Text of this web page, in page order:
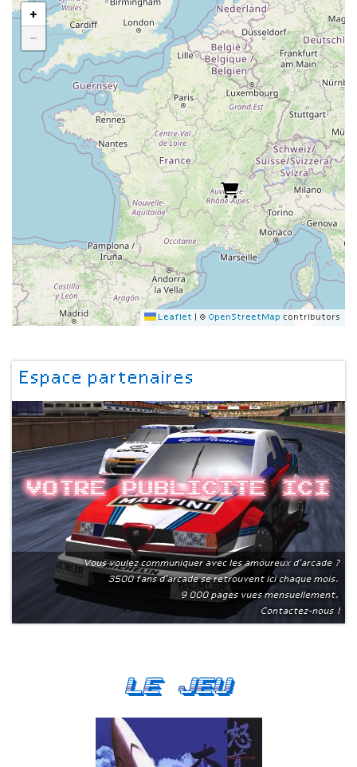
+
−
Leaflet © OpenStreetMap contributors
Espace partenaires
Votre publicite ici
Vous voulez communiquer avec les amoureux d'arcade ?
3500 fans d'arcade se retrouvent ici chaque mois.
9 000 pages vues mensuellement.
Contactez-nous !
Le Jeu